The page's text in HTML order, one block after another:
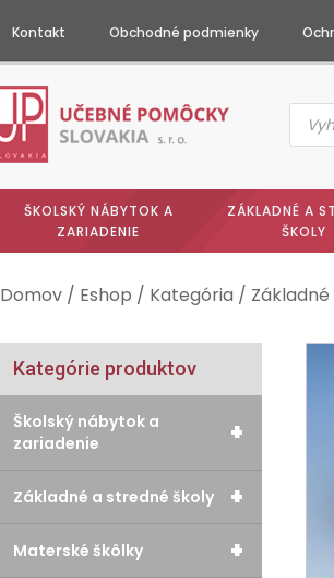
Kontakt Obchodné podmienky
search
ŠKOLSKÝ NÁBYTOK A
ZARIADENIE
ZÁKLADNÉ A
ŠKOLY
Domov / Eshop / Kategória /
Kategórie produktov
+
Školský nábytok a
zariadenie
+
Základné a stredné školy
+
Materské škôlky